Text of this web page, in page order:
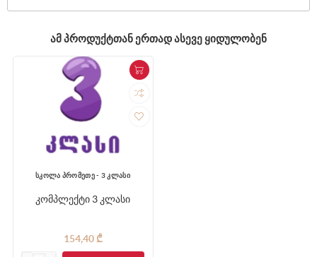
ᲐᲛ ᲞᲠᲝᲓᲣᲥᲢᲗᲐᲜ ᲔᲠᲗᲐᲓ ᲐᲡᲔᲕᲔ ᲧᲘᲓᲣᲚᲝᲑᲔᲜ
სკოლა პრომეთე - 3 კლასი
კომპლექტი 3 კლასი
154,40 ₾